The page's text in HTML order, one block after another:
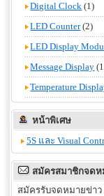
Digital Clock (1)
LED Counter(2)
LED Display
Message Display
Temperature
หน้าพิเศษ
5S และ Visual
สมัครสมาชิกจดห
สมัครรับจดหมายข่าว